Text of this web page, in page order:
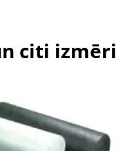
citi izmēri